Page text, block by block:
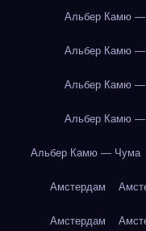
Альбер Камю
Альбер Камю
Альбер Камю
Альбер Камю
Альбер Камю — Чума
Амстердам
Амстердам